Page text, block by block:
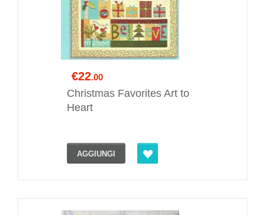
€22.00
Christmas Favorites Art to
Heart
AGGIUNGI